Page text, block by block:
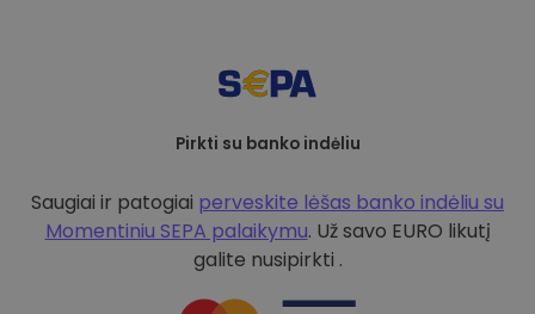
Pirkti su banko indėliu
Saugiai ir patogiai perveskite lėšas banko indėliu su
Momentiniu SEPA palaikymu. Už savo EURO likutį
galite nusipirkti .